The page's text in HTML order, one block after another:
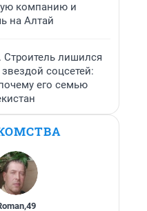
компанию и
на Алтай
Строитель лишился
соцсетей:
его семью
,49